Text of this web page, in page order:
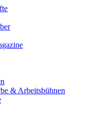
& Arbeitsbühnen